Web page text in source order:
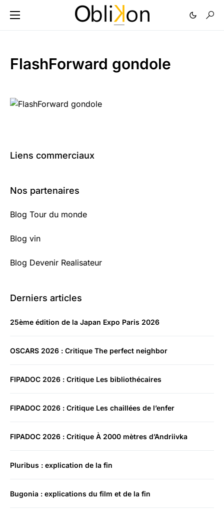
FlashForward gondole
Liens commerciaux
Nos partenaires
Blog Tour du monde
Blog vin
Blog Devenir Realisateur
Derniers articles
25ème édition de la Japan Expo Paris 2026
OSCARS 2026 : Critique The perfect neighbor
FIPADOC 2026 : Critique Les bibliothécaires
FIPADOC 2026 : Critique Les chaillées de l’enfer
FIPADOC 2026 : Critique À 2000 mètres d’Andriivka
Pluribus : explication de la fin
Bugonia : explications du film et de la fin